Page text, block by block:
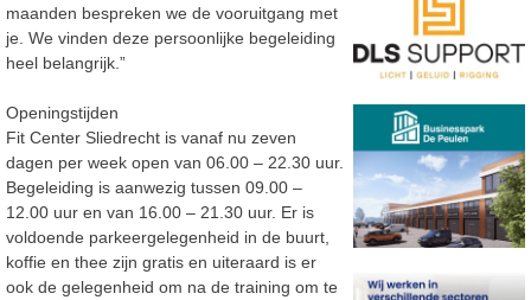
maanden bespreken we de vooruitgang met
je. We vinden deze persoonlijke begeleiding
heel belangrijk.”
Openingstijden
Fit Center Sliedrecht is vanaf nu zeven
dagen per week open van 06.00 – 22.30 uur.
Begeleiding is aanwezig tussen 09.00 –
12.00 uur en van 16.00 – 21.30 uur. Er is
voldoende parkeergelegenheid in de buurt,
koffie en thee zijn gratis en uiteraard is er
ook de gelegenheid om na de training om te